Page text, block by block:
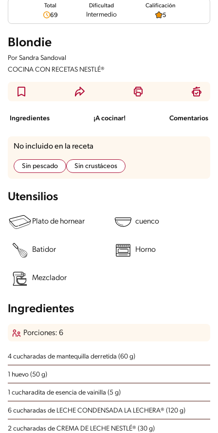
Total
69
Dificultad
Intermedio
Calificación
5
Blondie
Por Sandra Sandoval
COCINA CON RECETAS NESTLÉ®
Ingredientes ¡A cocinar! Comentarios
No incluido en la receta
Sin pescado Sin crustáceos
Utensilios
Plato de hornear cuenco
Batidor Horno
Mezclador
Ingredientes
Porciones: 6
4 cucharadas de mantequilla derretida (60 g)
1 huevo (50 g)
1 cucharadita de esencia de vainilla (5 g)
6 cucharadas de LECHE CONDENSADA LA LECHERA® (120 g)
2 cucharadas de CREMA DE LECHE NESTLÉ® (30 g)